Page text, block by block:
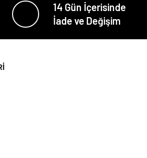
14 Gün İçerisinde
İade ve Değişim